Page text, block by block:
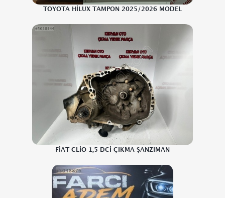
TOYOTA HİLUX TAMPON 2025/2026 MODEL
FİAT CLİO 1,5 DCİ ÇIKMA ŞANZIMAN